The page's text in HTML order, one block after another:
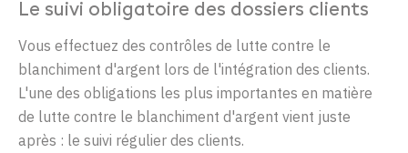
Le suivi obligatoire des dossiers clients
Vous effectuez des contrôles de lutte contre le
blanchiment d'argent lors de l'intégration des clients.
L'une des obligations les plus importantes en matière
de lutte contre le blanchiment d'argent vient juste
après : le suivi régulier des clients.